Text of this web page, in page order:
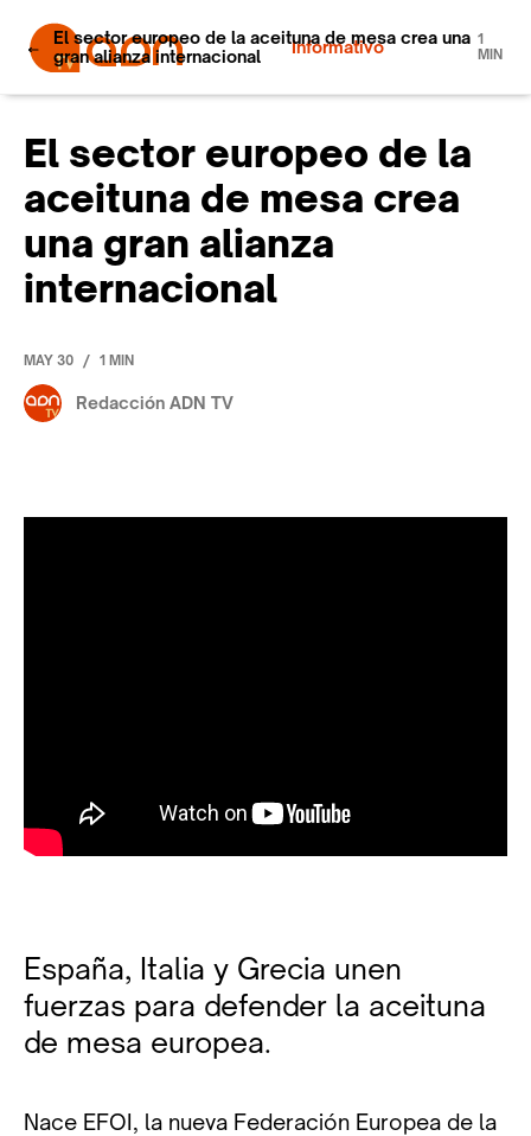
Informativo
El sector europeo de la aceituna de mesa crea una
gran alianza internacional
1
MIN
El sector europeo de la
aceituna de mesa crea
una gran alianza
internacional
MAY 30 / 1 MIN
Redacción ADN TV
España, Italia y Grecia unen
fuerzas para defender la aceituna
de mesa europea.
Nace EFOI, la nueva Federación Europea de la